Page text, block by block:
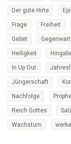
Der gute Hirte
Frage Freiheit
Gebet Gegenwart
Heiligkeit
In Up Out
Jüngerschaft
Nachfolge
Reich Gottes
Wachstum